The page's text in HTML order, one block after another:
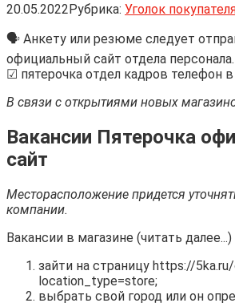
20.05.2022Рубрика: Уголок
🗣 Анкету или резюме следует
официальный сайт отдела
☑ пятерочка отдел кадров телефон
В связи с открытиями новых
Вакансии Пятерочка
сайт
Месторасположение придется
компании.
Вакансии в магазине (читать далее...)
зайти на страницу https://
location_type=store;
выбрать свой город или он